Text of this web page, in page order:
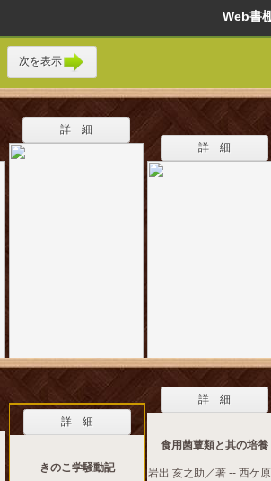
Web
次を表示
詳 細
詳 細
詳 細
きのこ学騒動記
詳 細
食用菌蕈類と其の培養
岩出 亥之助／著 -- 西ケ